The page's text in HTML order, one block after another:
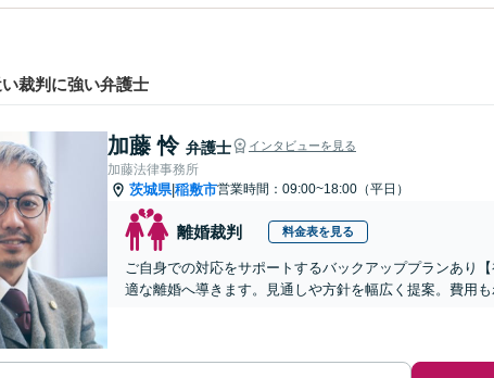
裁判に強い弁護士
加藤 怜 弁護士 インタビューを見る
加藤法律事務所
茨城県|稲敷市営業時間：09:00~18:00（平日）
離婚裁判 料金表を見る
ご自身での対応をサポートするバックアッププランあり
適な離婚へ導きます。見通しや方針を幅広く提案。費用